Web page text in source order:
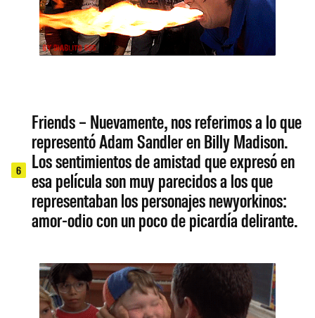
6
Friends – Nuevamente, nos referimos a lo que
representó Adam Sandler en Billy Madison.
Los sentimientos de amistad que expresó en
esa película son muy parecidos a los que
representaban los personajes newyorkinos:
amor-odio con un poco de picardía delirante.